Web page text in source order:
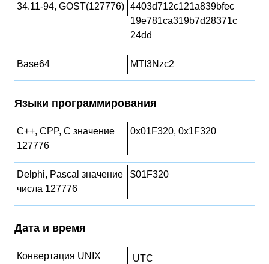
34.11-94, GOST(127776) 4403d712c121a839bfec
19e781ca319b7d28371c
24dd
Base64 MTI3Nzc2
Языки программирования
C++, CPP, C значение
127776
0x01F320, 0x1F320
Delphi, Pascal значение
числа 127776
$01F320
Дата и время
Конвертация UNIX
UTC